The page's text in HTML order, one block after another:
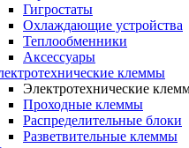
Гигростаты
Охлаждающие устройства
Теплообменники
Аксессуары
клеммы
Электротехнические
Проходные клеммы
Распределительные блоки
Разветвительные клеммы